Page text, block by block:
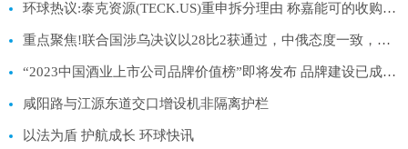
环球热议:泰克资源(TECK.US)重申拆分理由 称嘉能可的收购提议“不可执行”
重点聚焦!联合国涉乌决议以28比2获通过，中俄态度一致，俄大使称拒绝合作
“2023中国酒业上市公司品牌价值榜”即将发布 品牌建设已成酒业发展核心:当前快报
咸阳路与江源东道交口增设机非隔离护栏
以法为盾 护航成长 环球快讯